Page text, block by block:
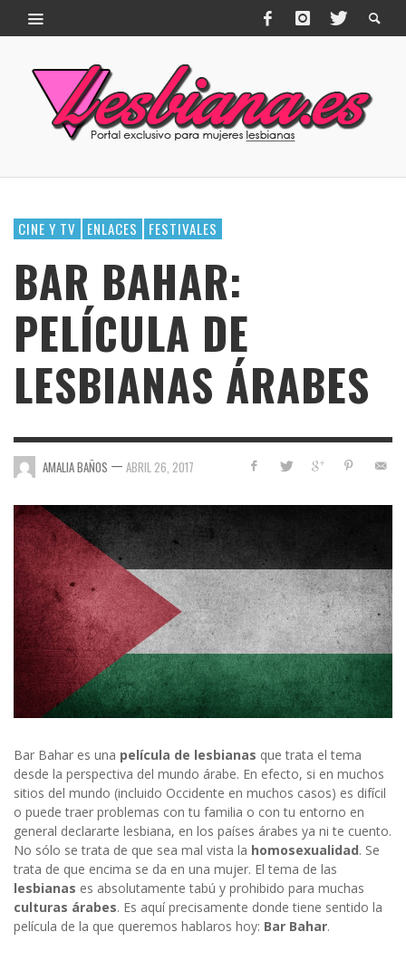
CINE Y TV ENLACES FESTIVALES
BAR BAHAR:
PELÍCULA DE
LESBIANAS ÁRABES
AMALIA BAÑOS — ABRIL 26, 2017
Bar Bahar es una película de lesbianas que trata el tema
desde la perspectiva del mundo árabe. En efecto, si en muchos
sitios del mundo (incluido Occidente en muchos casos) es difícil
o puede traer problemas con tu familia o con tu entorno en
general declararte lesbiana, en los países árabes ya ni te cuento.
No sólo se trata de que sea mal vista la homosexualidad. Se
trata de que encima se da en una mujer. El tema de las
lesbianas es absolutamente tabú y prohibido para muchas
culturas árabes. Es aquí precisamente donde tiene sentido la
película de la que queremos hablaros hoy: Bar Bahar.